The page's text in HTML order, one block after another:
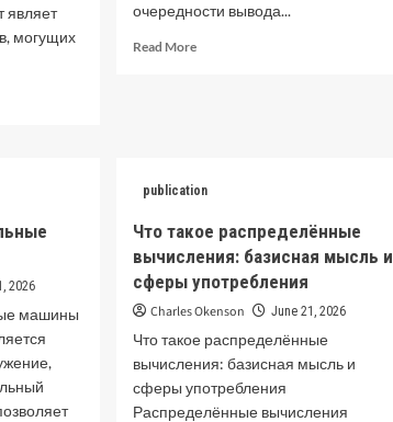
являет
могущих
очередности вывода...
Read MoreRead
адаптации
2026
машины
publication
Что такое распределённые
вычисления: базисная мысль и
сферы употребления
Charles Okenson June 21, 2026
Что такое распределённые
вычисления: базисная мысль и
сферы употребления
Распределённые вычисления